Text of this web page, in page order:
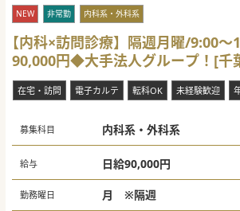
NEW 非常勤 内科系・外科系
【内科×訪問診療】隔週月曜/9:00
90,000円◆大手法人グループ！[千
在宅・訪問 電子カルテ 転科OK 未経験歓迎
募集科目 内科系・外科系
給与 日給90,000円
勤務曜日 月 ※隔週